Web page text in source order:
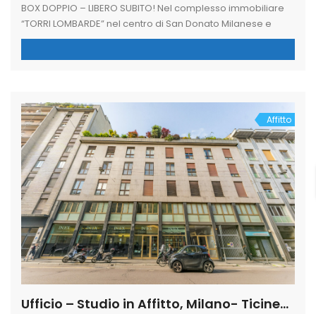
BOX DOPPIO – LIBERO SUBITO! Nel complesso immobiliare
“TORRI LOMBARDE” nel centro di San Donato Milanese e
precisamente accesso carraio da via Parigi, proponiamo
avere un’assistenza completa per vendere o […]
Affitto
Ufficio – Studio in Affitto, Milano- Ticinese-via Molino delle Armi,7 (Rif. IFM180)